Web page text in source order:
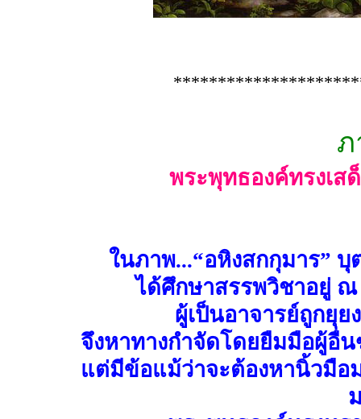
พระพุทธองค์ทรงเส
ในภาพ...“อหิงสกกุมาร”
ได้ศึกษาสรรพวิชาอยู่
ผู้เป็นอาจารย์ถูกยุ
จึงหาทางกำจัดโดยยืมมือผู้อื่
แต่มีข้อแม้ว่าจะต้องหานิ้วมื